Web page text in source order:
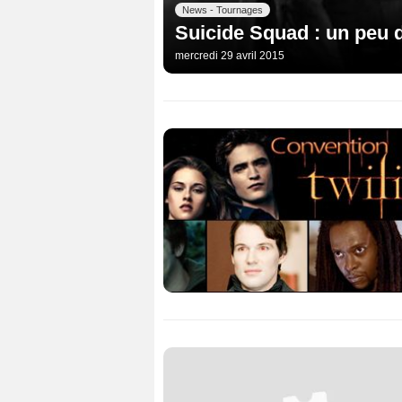
News - Tournages
Suicide Squad : un peu
mercredi 29 avril 2015